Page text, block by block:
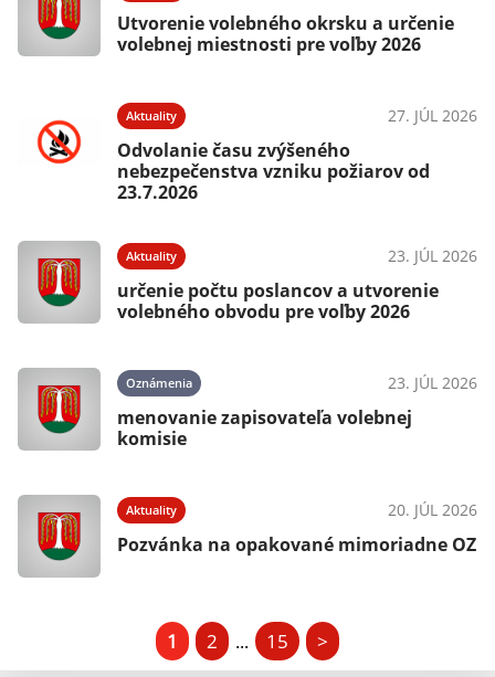
Utvorenie volebného okrsku a určenie
volebnej miestnosti pre voľby 2026
Aktuality 27. JÚL 2026
Odvolanie času zvýšeného
nebezpečenstva vzniku požiarov od
23.7.2026
Aktuality 23. JÚL 2026
určenie počtu poslancov a utvorenie
volebného obvodu pre voľby 2026
Oznámenia 23. JÚL 2026
menovanie zapisovateľa volebnej
komisie
Aktuality 20. JÚL 2026
Pozvánka na opakované mimoriadne OZ
1 2 ... 15 >